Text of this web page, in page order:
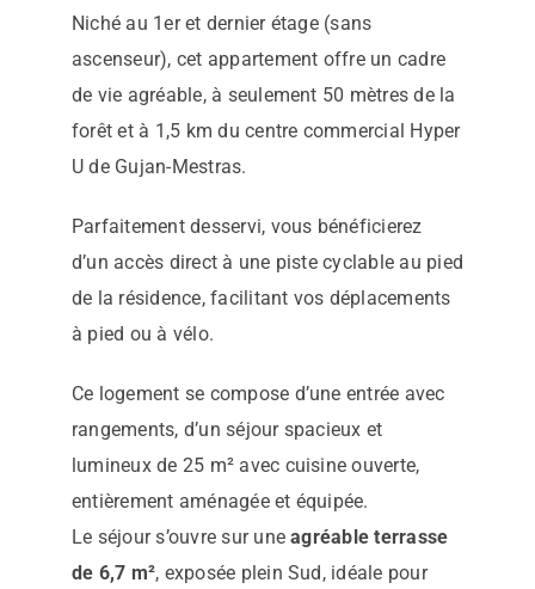
Niché au 1er et dernier étage (sans
ascenseur), cet appartement offre un cadre
de vie agréable, à seulement 50 mètres de la
forêt et à 1,5 km du centre commercial Hyper
U de Gujan-Mestras.
Parfaitement desservi, vous bénéficierez
d’un accès direct à une piste cyclable au pied
de la résidence, facilitant vos déplacements
à pied ou à vélo.
Ce logement se compose d’une entrée avec
rangements, d’un séjour spacieux et
lumineux de 25 m² avec cuisine ouverte,
entièrement aménagée et équipée.
Le séjour s’ouvre sur uneagréable terrasse
de 6,7 m², exposée plein Sud, idéale pour